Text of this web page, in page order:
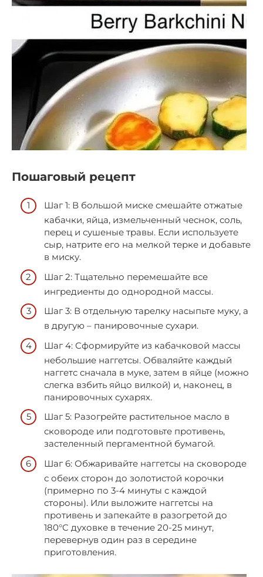
Пошаговый рецепт
Шаг 1: В большой миске смешайте отжатые
кабачки, яйца, измельченный чеснок, соль,
перец и сушеные травы. Если используете
сыр, натрите его на мелкой терке и добавьте
в миску.
Шаг 2: Тщательно перемешайте все
ингредиенты до однородной массы.
Шаг 3: В отдельную тарелку насыпьте муку, а
в другую – панировочные сухари.
Шаг 4: Сформируйте из кабачковой массы
небольшие наггетсы. Обваляйте каждый
наггетс сначала в муке, затем в яйце (можно
слегка взбить яйцо вилкой) и, наконец, в
панировочных сухарях.
Шаг 5: Разогрейте растительное масло в
сковороде или подготовьте противень,
застеленный пергаментной бумагой.
Шаг 6: Обжаривайте наггетсы на сковороде
с обеих сторон до золотистой корочки
(примерно по 3-4 минуты с каждой
стороны). Или выложите наггетсы на
противень и запекайте в разогретой до
180°C духовке в течение 20-25 минут,
перевернув один раз в середине
приготовления.